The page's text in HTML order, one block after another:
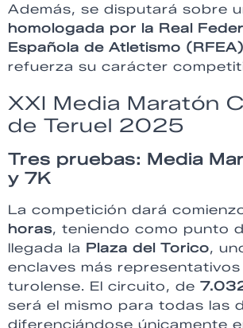
Además, se disputará sobre
homologada por la Real
Española de Atletismo (RFEA)
refuerza su carácter
XXI Media Maratón
de Teruel 2025
Tres pruebas: Media
y 7K
La competición dará
horas, teniendo como punto
llegada la Plaza del Torico,
enclaves más
turolense. El circuito, de
será el mismo para todas las
diferenciándose únicamente